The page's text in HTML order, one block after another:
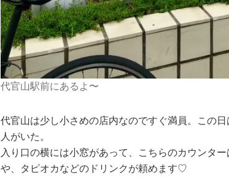
代官山駅前にあるよ〜
代官山は少し小さめの店内なのですぐ満員。この
人がいた。
入り口の横には小窓があって、こちらのカウンタ
や、タピオカなどのドリンクが頼めます♡